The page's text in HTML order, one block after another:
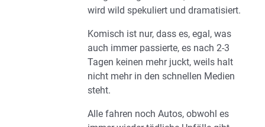
wird wild spekuliert und dramatisiert.
Komisch ist nur, dass es, egal, was
auch immer passierte, es nach 2-3
Tagen keinen mehr juckt, weils halt
nicht mehr in den schnellen Medien
steht.
Alle fahren noch Autos, obwohl es